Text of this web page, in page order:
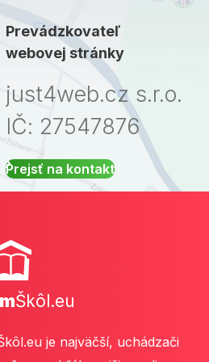
Prevádzkovateľ
webovej stránky
just4web.cz s.r.o.
IČ: 27547876
Prejsť na kontakt
Škôl.eu
je najväčší, uchádzači